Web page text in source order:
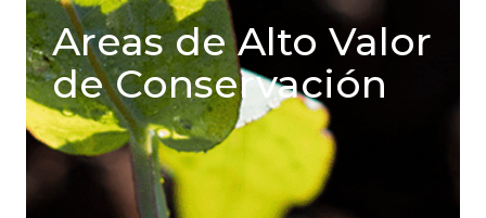
Areas de Alto Valor
de Conservación